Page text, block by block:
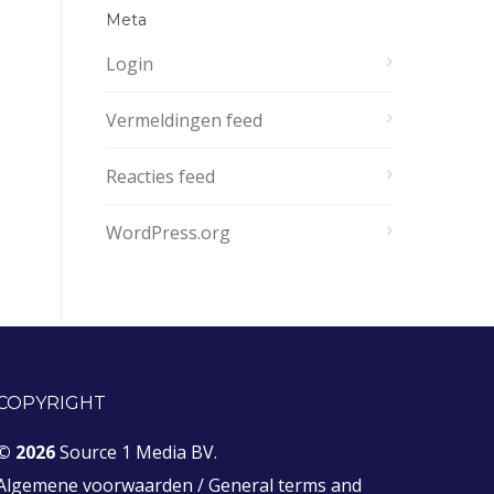
Meta
Login
Vermeldingen feed
Reacties feed
WordPress.org
2026Source 1 Media BV.
voorwaarden /General terms and